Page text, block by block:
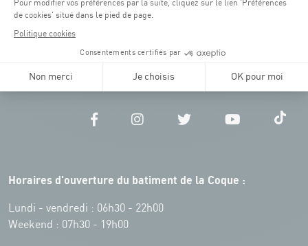
Horaires d'ouverture du batiment de la Coque :
Lundi - vendredi : 06h30 - 22h00
Weekend : 07h30 - 19h00